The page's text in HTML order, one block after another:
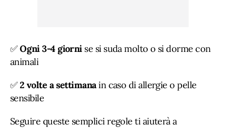
✅Ogni 3-4 giornise si suda molto o si dorme con
animali
✅2 volte a settimanain caso di allergie o pelle
sensibile
Seguire queste semplici regole ti aiuterà a